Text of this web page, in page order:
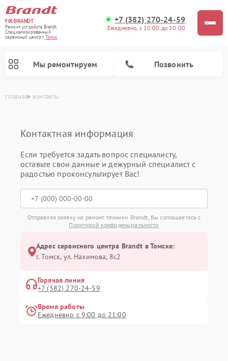
FIX-BRANDT
Ремонт устройств Brandt
Специализированный
cервисный центр г.Томск
+7 (382) 270-24-59
Ежедневно, с 10:00 до 20:00
Мы ремонтируем Позвонить
главная контакты
Контактная информация
Если требуется задать вопрос специалисту,
оставьте свои данные и дежурный специалист с
радостью проконсультирует Вас!
Отправляя заявку на ремонт техники Brandt, Вы соглашаетесь с
Политикой конфиденциальности
Адрес сервисного центра Brandt в Томске:
г. Томск, ул. Нахимова, 8с2
Горячая линия
+7 (382) 270-24-59
Время работы
Ежедневно с 9:00 до 21:00